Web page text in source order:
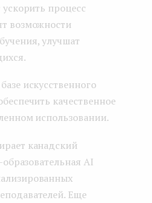
процесс
возможности
улучшат
искусственного
качественное
использовании.
канадский
образовательная AI
Еще